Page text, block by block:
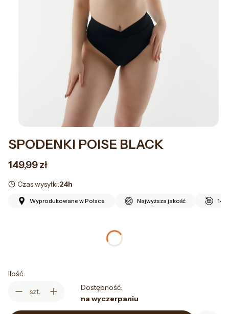
SPODENKI POISE BLACK
Cena
149,99 zł
Czas wysyłki:24h
Wyprodukowane w Polsce Najwyższa jakość 14
Ilość
szt.
Dostępność:
na wyczerpaniu